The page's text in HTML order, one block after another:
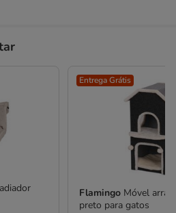
Entrega Grátis
Flamingo Móvel
preto para gatos